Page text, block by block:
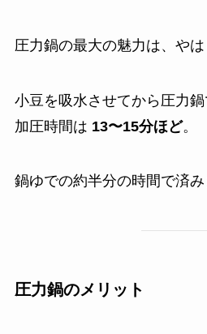
圧力鍋の最大の魅力は、やは
小豆を吸水させてから圧力鍋
加圧時間は 13〜15分ほど。
鍋ゆでの約半分の時間で済み
圧力鍋のメリット